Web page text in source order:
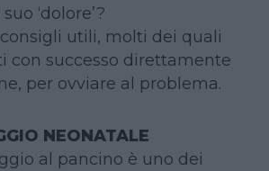
‘dolore’?
utili, molti dei quali
con successo direttamente
per ovviare al problema.
NEONATALE
al pancino è uno dei